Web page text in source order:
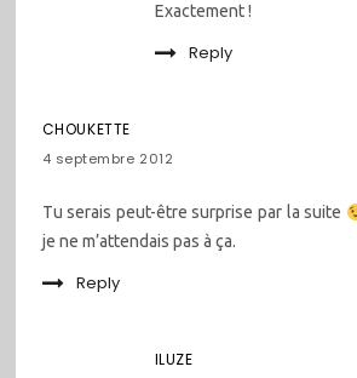
Exactement !
Reply
CHOUKETTE
4 septembre 2012
Tu serais peut-être surprise par la suite
je ne m’attendais pas à ça.
Reply
ILUZE